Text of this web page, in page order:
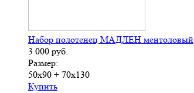
Набор полотенец МАДЛЕН ментоловый
3 000 руб.
Размер:
50х90 + 70х130
Купить